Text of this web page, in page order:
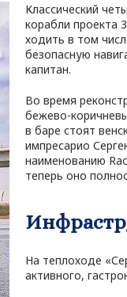
Классический
корабли проекта
ходить в том
безопасную
капитан.
Во время
бежево-
в баре стоят
импресарио
наименованию
теперь оно
На теплоходе
активного,